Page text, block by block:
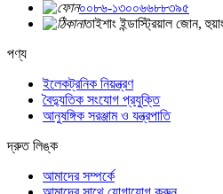
০০৮৬-১৩০০৬৬৮৮৩৯৫
তাইশাং ইন্ডাস্ট্রিয়াল জোন,
পণ্য
ইলেকট্রনিক নিয়ন্ত্রণ
বৈদ্যুতিক সংযোগ প্রযুক্তি
আনুষঙ্গিক সরঞ্জাম ও যন্ত্রপাতি
দ্রুত লিঙ্ক
আমাদের সম্পর্কে